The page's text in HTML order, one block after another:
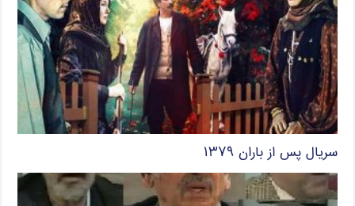
سریال پس از باران ۱۳۷۹